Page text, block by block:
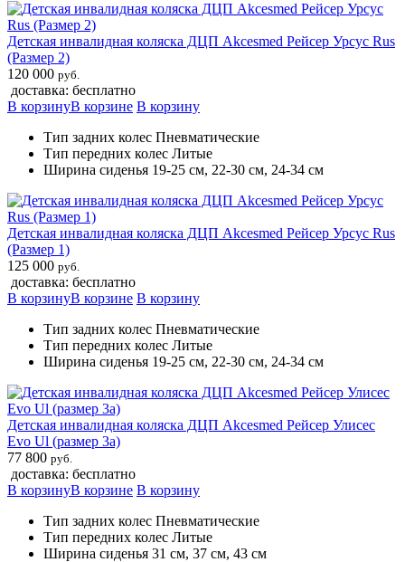
Детская инвалидная коляска ДЦП Akcesmed Рейсер Урсус Rus
(Размер 2)
120 000 руб.
доставка: бесплатно
В корзинуВ корзине В корзину
Тип задних колес Пневматические
Тип передних колес Литые
Ширина сиденья 19-25 см, 22-30 см, 24-34 см
Детская инвалидная коляска ДЦП Akcesmed Рейсер Урсус Rus
(Размер 1)
125 000 руб.
доставка: бесплатно
В корзинуВ корзине В корзину
Тип задних колес Пневматические
Тип передних колес Литые
Ширина сиденья 19-25 см, 22-30 см, 24-34 см
Детская инвалидная коляска ДЦП Akcesmed Рейсер Улисес
Evo Ul (размер 3а)
77 800 руб.
доставка: бесплатно
В корзинуВ корзине В корзину
Тип задних колес Пневматические
Тип передних колес Литые
Ширина сиденья 31 см, 37 см, 43 см